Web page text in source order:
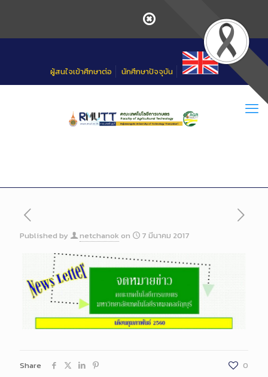
ผู้สนใจเข้าศึกษาต่อ นักศึกษาปัจจุบัน
Published by netchanok on 7 มีนาคม 2017
Share 0